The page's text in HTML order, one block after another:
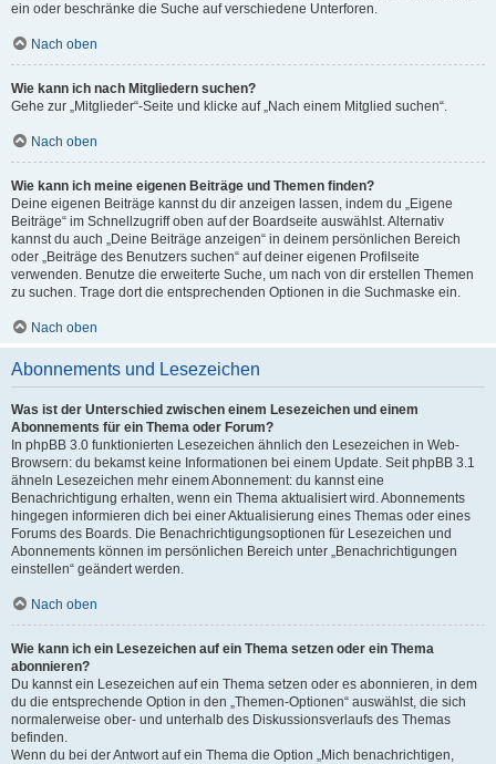
ein oder beschränke die Suche auf verschiedene Unterforen.
Nach oben
Wie kann ich nach Mitgliedern suchen?
Gehe zur „Mitglieder“-Seite und klicke auf „Nach einem Mitglied suchen“.
Nach oben
Wie kann ich meine eigenen Beiträge und Themen finden?
Deine eigenen Beiträge kannst du dir anzeigen lassen, indem du „Eigene
Beiträge“ im Schnellzugriff oben auf der Boardseite auswählst. Alternativ
kannst du auch „Deine Beiträge anzeigen“ in deinem persönlichen Bereich
oder „Beiträge des Benutzers suchen“ auf deiner eigenen Profilseite
verwenden. Benutze die erweiterte Suche, um nach von dir erstellen Themen
zu suchen. Trage dort die entsprechenden Optionen in die Suchmaske ein.
Nach oben
Abonnements und Lesezeichen
Was ist der Unterschied zwischen einem Lesezeichen und einem
Abonnements für ein Thema oder Forum?
In phpBB 3.0 funktionierten Lesezeichen ähnlich den Lesezeichen in Web-
Browsern: du bekamst keine Informationen bei einem Update. Seit phpBB 3.1
ähneln Lesezeichen mehr einem Abonnement: du kannst eine
Benachrichtigung erhalten, wenn ein Thema aktualisiert wird. Abonnements
hingegen informieren dich bei einer Aktualisierung eines Themas oder eines
Forums des Boards. Die Benachrichtigungsoptionen für Lesezeichen und
Abonnements können im persönlichen Bereich unter „Benachrichtigungen
einstellen“ geändert werden.
Nach oben
Wie kann ich ein Lesezeichen auf ein Thema setzen oder ein Thema
abonnieren?
Du kannst ein Lesezeichen auf ein Thema setzen oder es abonnieren, in dem
du die entsprechende Option in den „Themen-Optionen“ auswählst, die sich
normalerweise ober- und unterhalb des Diskussionsverlaufs des Themas
befinden.
Wenn du bei der Antwort auf ein Thema die Option „Mich benachrichtigen,